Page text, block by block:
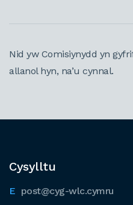
Nid yw Comisiynydd yn
allanol hyn, na’u cynnal.
Cysylltu
post@cyg-wlc.cymru